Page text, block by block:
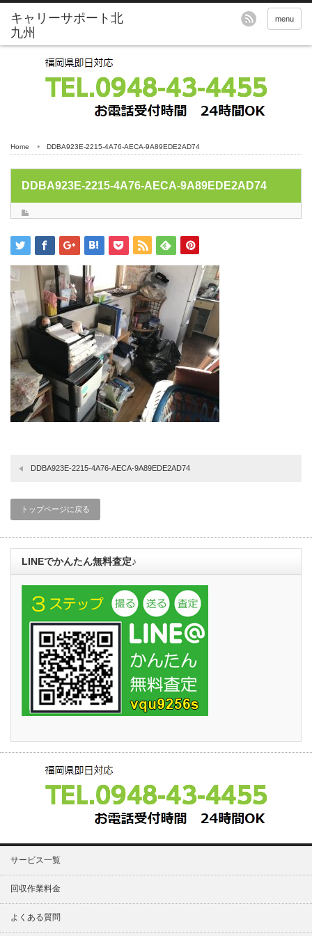
menu
Home DDBA923E-2215-4A76-AECA-9A89EDE2AD74
DDBA923E-2215-4A76-AECA-9A89EDE2AD74
DDBA923E-2215-4A76-AECA-9A89EDE2AD74
トップページに戻る
LINEでかんたん無料査定♪
サービス一覧
回収作業料金
よくある質問